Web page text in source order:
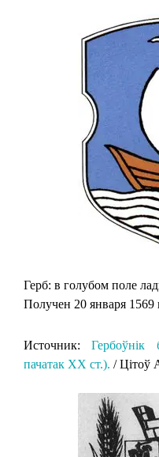
Герб: в голубом поле
Получен 20 января 1569
Источник:
пачатак XX ст.). / Цітоў